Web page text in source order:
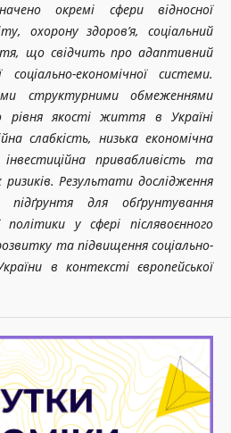
окремі сфери відносної
охорону здоров’я, соціальний
що свідчить про адаптивний
соціально-економічної системи.
структурними обмеженнями
рівня якості життя в Україні
слабкість, низька економічна
привабливість та
ризиків. Результати дослідження
для обґрунтування
у сфері післявоєнного
та підвищення соціально-
в контексті європейської